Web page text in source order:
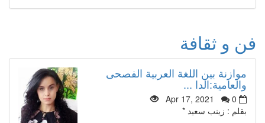
فن و ثقافة
موازنة بين اللغة العربية الفصحى
والعامية:الدا ...
Apr 17, 2021
0
بقلم : زينب سعيد *